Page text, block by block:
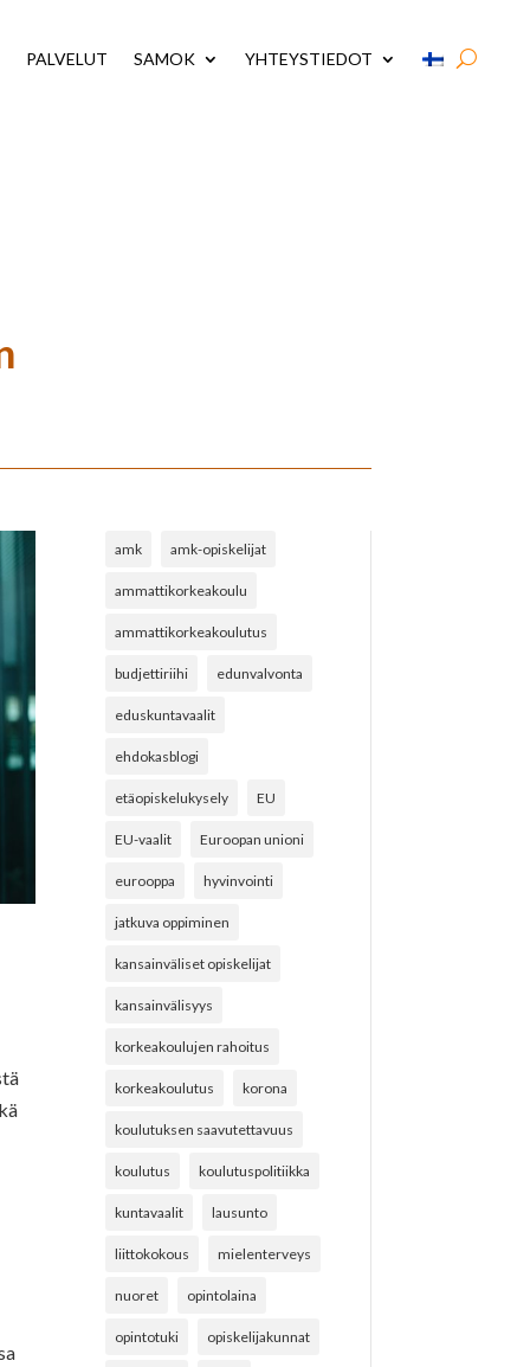
PALVELUT SAMOK YHTEYSTIEDOT
amk amk-opiskelijat
ammattikorkeakoulu
ammattikorkeakoulutus
budjettiriihi edunvalvonta
eduskuntavaalit
ehdokasblogi
etäopiskelukysely EU
EU-vaalit Euroopan unioni
eurooppa hyvinvointi
jatkuva oppiminen
kansainväliset opiskelijat
kansainvälisyys
korkeakoulujen rahoitus
korkeakoulutus korona
koulutuksen saavutettavuus
koulutus koulutuspolitiikka
kuntavaalit lausunto
liittokokous mielenterveys
nuoret opintolaina
opintotuki opiskelijakunnat